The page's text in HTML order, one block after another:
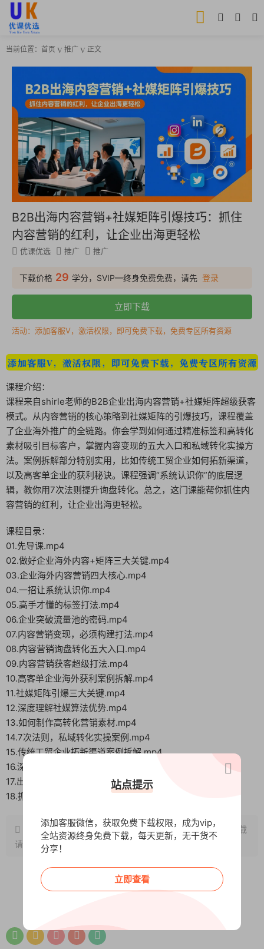
当前位置： 首页 推广 正文
B2B出海内容营销+社媒矩阵引爆技巧：抓住
内容营销的红利，让企业出海更轻松
优课优选 推广 推广
下载价格 29 学分，SVIP—终身免费免费，请先 登录
立即下载
活动：添加客服V，激活权限，即可免费下载，免费专区所有资源
课程介绍：
课程来自shirle老师的B2B企业出海内容营销+社媒矩阵超级获客
模式。从内容营销的核心策略到社媒矩阵的引爆技巧，课程覆盖
了企业海外推广的全链路。你会学到如何通过精准标签和高转化
素材吸引目标客户，掌握内容变现的五大入口和私域转化实操方
法。案例拆解部分特别实用，比如传统工贸企业如何拓新渠道，
以及高客单企业的获利秘诀。课程强调“系统认识你”的底层逻
辑，教你用7次法则提升询盘转化。总之，这门课能帮你抓住内
容营销的红利，让企业出海更轻松。
课程目录：
01.先导课.mp4
02.做好企业海外内容+矩阵三大关键.mp4
03.企业海外内容营销四大核心.mp4
04.一招让系统认识你.mp4
05.高手才懂的标签打法.mp4
06.企业突破流量池的密码.mp4
07.内容营销变现，必须构建打法.mp4
08.内容营销询盘转化五大入口.mp4
09.内容营销获客超级打法.mp4
10.高客单企业海外获利案例拆解.mp4
11.社媒矩阵引爆三大关键.mp4
12.深度理解社媒算法优势.mp4
13.如何制作高转化营销素材.mp4
14.7次法则，私域转化实操案例.mp4
15.传统工贸企业拓新渠道案例拆解.mp4
16.深度剖析.mp4
17.出海企业必知的核心脉门.mp4
18.抓住内容营销社媒矩阵红利.mp4
原文链接：http://www.wangxunke.cn/tg/13477.html
，转载
请注明出处~~~
站点提示
添加客服微信，获取免费下载权限，成为vip，
全站资源终身免费下载，每天更新，无干货不
分享！
立即查看